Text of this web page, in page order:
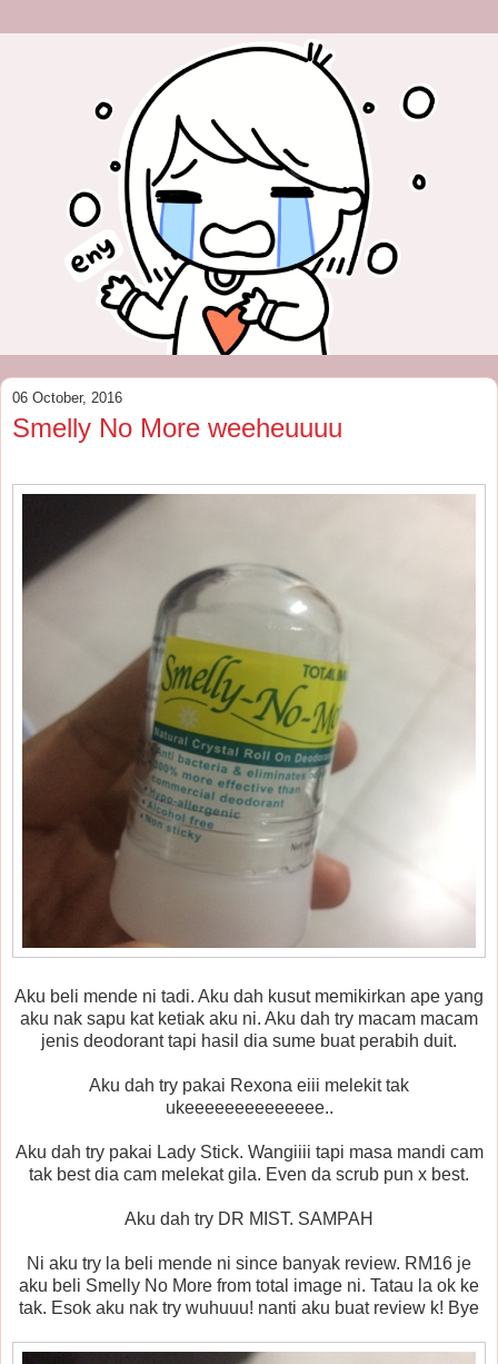
06 October, 2016
Smelly No More weeheuuuu
Aku beli mende ni tadi. Aku dah kusut memikirkan ape yang
aku nak sapu kat ketiak aku ni. Aku dah try macam macam
jenis deodorant tapi hasil dia sume buat perabih duit.
Aku dah try pakai Rexona eiii melekit tak
ukeeeeeeeeeeeeee..
Aku dah try pakai Lady Stick. Wangiiii tapi masa mandi cam
tak best dia cam melekat gila. Even da scrub pun x best.
Aku dah try DR MIST. SAMPAH
Ni aku try la beli mende ni since banyak review. RM16 je
aku beli Smelly No More from total image ni. Tatau la ok ke
tak. Esok aku nak try wuhuuu! nanti aku buat review k! Bye